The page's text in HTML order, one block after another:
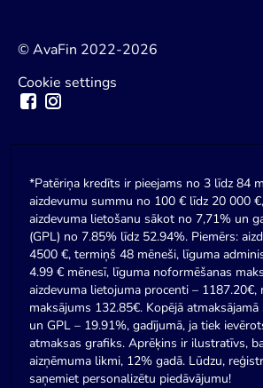
© AvaFin 2022-2026
Cookie settings
*Patēriņa kredīts ir pieejams no 3 līdz 84
aizdevumu summu no 100 € līdz 20 000
aizdevuma lietošanu sākot no 7,71% un
(GPL) no 7.85% līdz 52.94%. Piemērs:
4500 €, termiņš 48 mēneši, līguma
4.99 € mēnesī, līguma noformēšanas
aizdevuma lietojuma procenti – 1187.20€,
maksājums 132.85€. Kopējā
un GPL – 19.91%, gadījumā, ja tiek
atmaksas grafiks. Aprēķins ir ilustratīvs,
aizņēmuma likmi, 12% gadā. Lūdzu,
saņemiet personalizētu piedāvājumu!